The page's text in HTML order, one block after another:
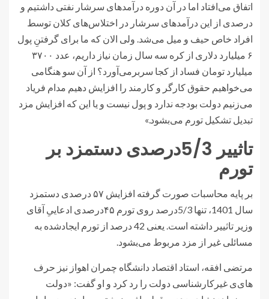
اتفاق می‌افتاد اما در آن دوره درآمدهای سرشار نفتی داشتیم و
درصدی از این درآمدهای سرشار در اختلاس‌های کلان توسط
افراد خاص حیف و میل می‌شد. ولی الان که ما برای گرفتنِ پول
۶ میلیارد دلاری از کره سه سال زمان نیاز داریم، عدد ۳۷۰۰
میلیارد تومان فساد از کجا سربرمی‌آورد؟ از آن سو هنگامی
می‌خواهیم حقوق کارگر و کارمند را افزایش دهیم مدام فریاد
می‌زنیم دولت بودجه ندارد و پول نیست و یا این که افزایش مزد
تبدیل تشکیل تورم می‌بشود.»
تاثییر 5/3درصدی دستمزد بر
تورم
بر پایه محاسبات صورت گرفته افزایش ۵۷ درصدی دستمزد
سال 1401، تنها 5/3درصد روی تورم ۴۵درصدی ادعاییِ آقای
وزیر تاثییر داشته است. یعنی 42 درصد از تورم ایجادشده به
مسائلی غیر از مزد مربوط می‌بشود.
مرتضی افقه، استاد اقتصاد دانشگاه چمران اهواز نیز حرف
های‌ی غیرکارشناسی دولت را رد کرد و او گفت: «دولت